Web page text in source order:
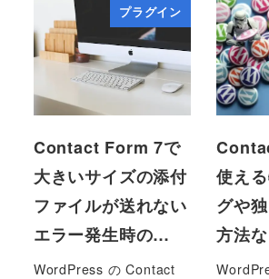
プラグイン
Contact Form 7で
大きいサイズの添付
ファイルが送れない
エラー発生時の…
WordPress の Contact
使え
グや
方法